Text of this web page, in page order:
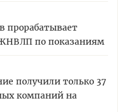
прорабатывает
по показаниям
получили только 37
компаний на